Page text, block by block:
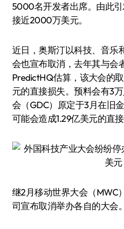
5000名开发者出席。由此
接近2000万美元。
近日，奥斯汀以科技、音乐
会也宣布取消，去年其与会
PredictHQ估算，该大会的
元的直接损失。预料会有3
会（GDC）原定于3月在旧
可能会造成1.29亿美元的直接
继2月移动世界大会（MWC
司宣布取消举办各自的大会。